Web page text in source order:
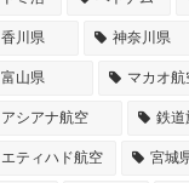
香川県 神奈川県
富山県 マカオ航
アシアナ航空 鉄道
エティハド航空 宮城